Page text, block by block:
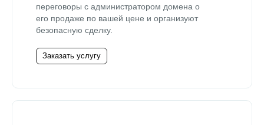
переговоры с администратором домена о
его продаже по вашей цене и организуют
безопасную сделку.
Заказать услугу